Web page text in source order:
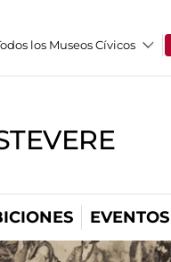
los Museos Cívicos
EVENTOS